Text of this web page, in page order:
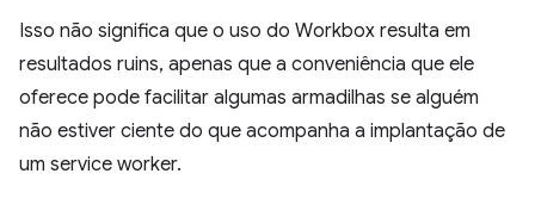
Isso não significa que o uso do Workbox resulta em
resultados ruins, apenas que a conveniência que ele
oferece pode facilitar algumas armadilhas se alguém
não estiver ciente do que acompanha a implantação de
um service worker.